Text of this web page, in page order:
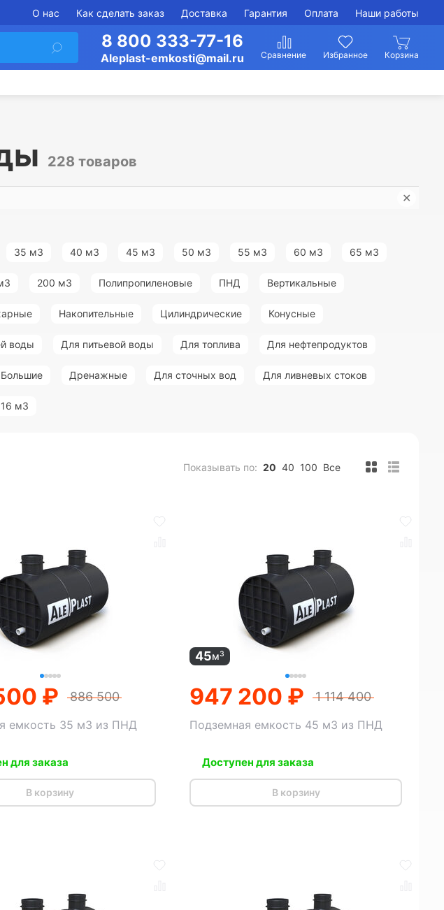
О нас Как сделать заказ Доставка Гарантия Оплата Наши работы
8 800 333-77-16
Aleplast-emkosti@mail.ru
228 товаров
✕
35 м3 40 м3 45 м3 50 м3 55 м3 60 м3 65 м3
200 м3 Полипропиленовые ПНД Вертикальные
Накопительные Цилиндрические Конусные
воды Для питьевой воды Для топлива Для нефтепродуктов
Большие Дренажные Для сточных вод Для ливневых стоков
16 м3
Показывать по: 20 40 100 Все
емкость 35 м3 из ПНД
для заказа
₽ 886 500
В корзину
Подземная емкость 45 м3 из ПНД
45м3
Доступен для заказа
947 200 ₽ 1 114 400
В корзину